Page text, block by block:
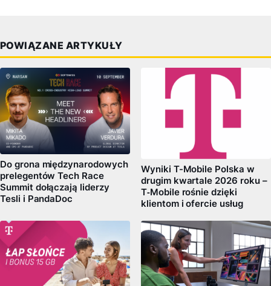
POWIĄZANE ARTYKUŁY
Do grona międzynarodowych
prelegentów Tech Race
Summit dołączają liderzy
Tesli i PandaDoc
Wyniki T-Mobile Polska w
drugim kwartale 2026 roku –
T‑Mobile rośnie dzięki
klientom i ofercie usług